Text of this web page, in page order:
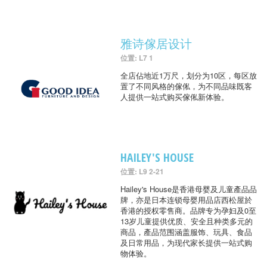
雅诗傢居设计
位置: L7 1
全店佔地近1万尺，划分为10区，每区放
置了不同风格的傢俬，为不同品味既客
人提供一站式购买傢俬新体验。
HAILEY'S HOUSE
位置: L9 2-21
Hailey's House是香港母婴及儿童產品品
牌，亦是日本连锁母婴用品店西松屋於
香港的授权零售商。品牌专为孕妇及0至
13岁儿童提供优质、安全且种类多元的
商品，產品范围涵盖服饰、玩具、食品
及日常用品，为现代家长提供一站式购
物体验。